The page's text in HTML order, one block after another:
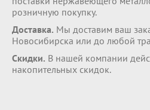
розничную покупку.
Доставка. Мы доставим ваш
Новосибирска или до любой
Скидки. В нашей компании
накопительных скидок.